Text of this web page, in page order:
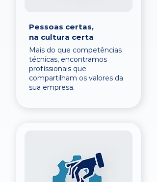
Pessoas certas,
na cultura certa
Mais do que competências
técnicas, encontramos
profissionais que
compartilham os valores da
sua empresa.